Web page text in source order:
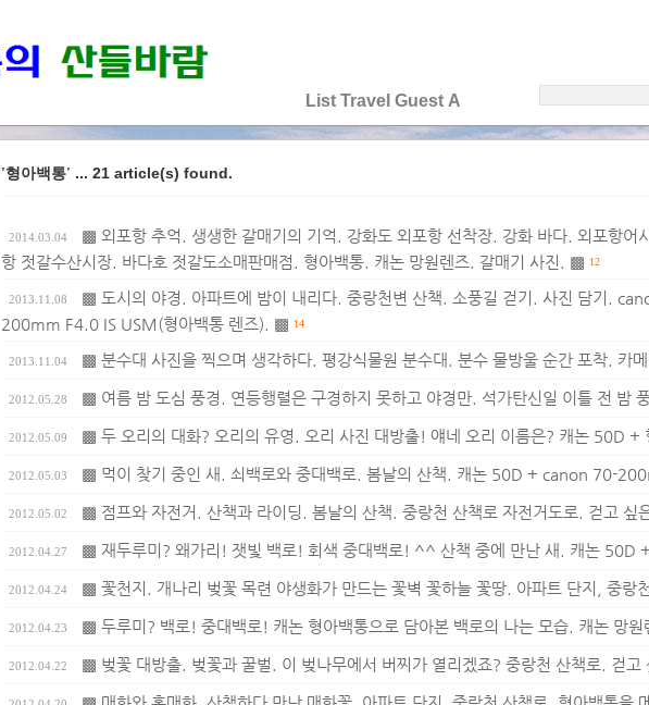
List Travel Guest A
'형아백통' ... 21 article(s) found.
2014.03.04 ▩ 외포항 추억. 생생한 갈매기의 기억. 강화도 외포항 선착장. 강화 바다. 외포항어
항 젓갈수산시장. 바다호 젓갈도소매판매점. 형아백통. 캐논 망원렌즈. 갈매기 사진. ▩ 12
2013.11.08 ▩ 도시의 야경. 아파트에 밤이 내리다. 중랑천변 산책. 소풍길 걷기. 사진 담기.
200mm F4.0 IS USM(형아백통 렌즈). ▩ 14
2013.11.04 ▩ 분수대 사진을 찍으며 생각하다. 평강식물원 분수대. 분수 물방울 순간 포착. 카
2012.05.28 ▩ 여름 밤 도심 풍경. 연등행렬은 구경하지 못하고 야경만. 석가탄신일 이틀 전 밤
2012.05.09 ▩ 두 오리의 대화? 오리의 유영. 오리 사진 대방출! 얘네 오리 이름은? 캐논 50D +
2012.05.03 ▩ 먹이 찾기 중인 새. 쇠백로와 중대백로. 봄날의 산책. 캐논 50D + canon 70-
2012.05.02 ▩ 점프와 자전거. 산책과 라이딩. 봄날의 산책. 중랑천 산책로 자전거도로. 걷고 싶
2012.04.27 ▩ 재두루미? 왜가리! 잿빛 백로! 회색 중대백로! ^^ 산책 중에 만난 새. 캐논 50D
2012.04.24 ▩ 꽃천지. 개나리 벚꽃 목련 야생화가 만드는 꽃벽 꽃하늘 꽃땅. 아파트 단지, 중랑
2012.04.23 ▩ 두루미? 백로! 중대백로! 캐논 형아백통으로 담아본 백로의 나는 모습. 캐논 망
2012.04.22 ▩ 벚꽃 대방출. 벚꽃과 꿀벌. 이 벚나무에서 버찌가 열리겠죠? 중랑천 산책로. 걷